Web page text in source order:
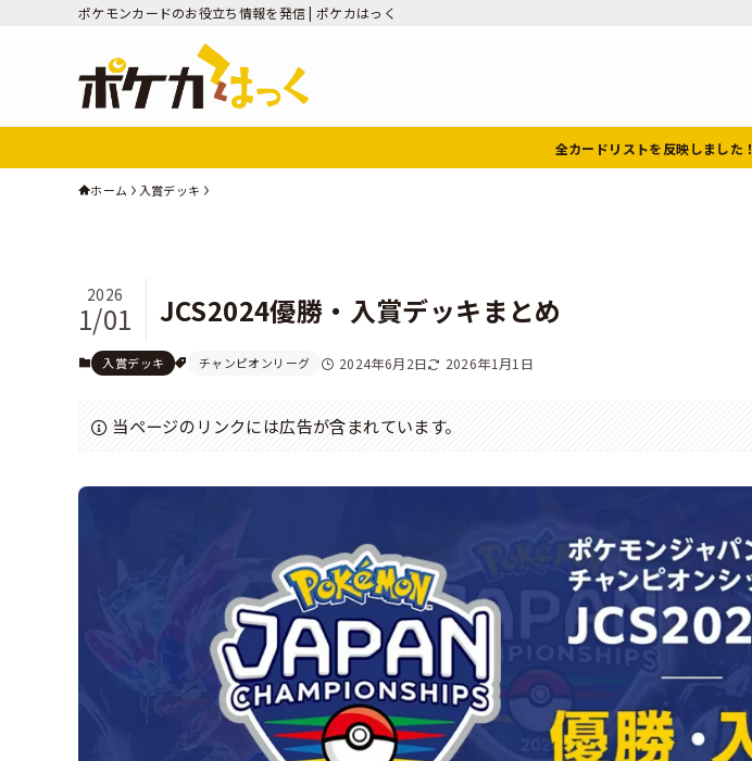
ポケモンカードのお役立ち情報を発信 | ポケカはっく
全カードリストを反映しました！
ホーム 入賞デッキ
JCS2024優勝・入賞デッキまとめ
2026
1/01
入賞デッキ チャンピオンリーグ 2024年6月2日 2026年1月1日
当ページのリンクには広告が含まれています。